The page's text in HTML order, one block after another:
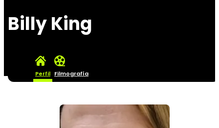
Billy King
Perfil Filmografía